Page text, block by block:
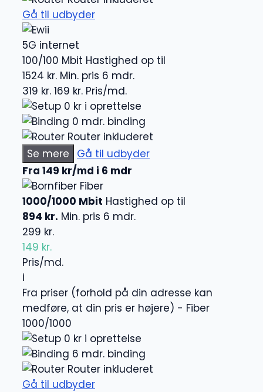
Gå til udbyder
5G internet
100/100 Mbit Hastighed op til
1524 kr. Min. pris 6 mdr.
319 kr. 169 kr. Pris/md.
0 kr i oprettelse
0 mdr. binding
Router inkluderet
Se mere
Gå til udbyder
Fra 149 kr/md i 6 mdr
Fiber
1000/1000 Mbit Hastighed op til
894 kr. Min. pris 6 mdr.
299 kr.
149 kr.
Pris/md.
i
Fra priser (forhold på din adresse kan
medføre, at din pris er højere) - Fiber
1000/1000
0 kr i oprettelse
6 mdr. binding
Router inkluderet
Gå til udbyder